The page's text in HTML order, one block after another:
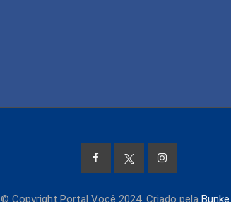
© Copyright Portal Você 2024. Criado pela